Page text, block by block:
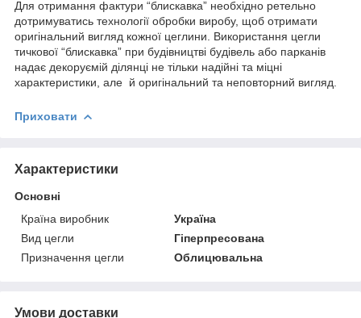
Для отримання фактури “блискавка” необхідно ретельно
дотримуватись технології обробки виробу, щоб отримати
оригінальний вигляд кожної цеглини. Використання цегли
тичкової “блискавка” при будівництві будівель або парканів
надає декоруємій ділянці не тільки надійні та міцні
характеристики, але й оригінальний та неповторний вигляд.
Приховати
Характеристики
Основні
Країна виробник
Україна
Вид цегли
Гіперпресована
Призначення цегли
Облицювальна
Умови доставки